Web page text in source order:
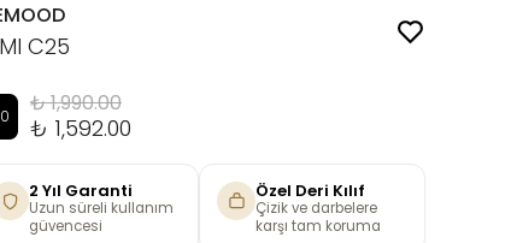
C25
₺ 1,990.00
₺ 1,592.00
2 Yıl Garanti
Uzun süreli kullanım
güvencesi
Özel Deri Kılıf
Çizik ve darbelere
karşı tam koruma